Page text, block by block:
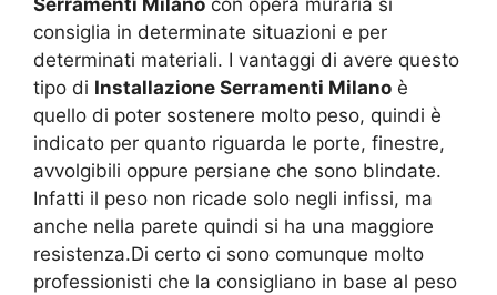
consiglia in determinate situazioni e per
determinati materiali. I vantaggi di avere questo
tipo di Installazione Serramenti Milano è
quello di poter sostenere molto peso, quindi è
indicato per quanto riguarda le porte, finestre,
avvolgibili oppure persiane che sono blindate.
Infatti il peso non ricade solo negli infissi, ma
anche nella parete quindi si ha una maggiore
resistenza.Di certo ci sono comunque molto
professionisti che la consigliano in base al peso